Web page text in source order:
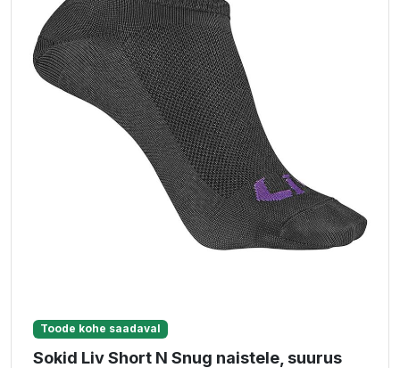
Toode kohe saadaval
Sokid Liv Short N Snug naistele, suurus